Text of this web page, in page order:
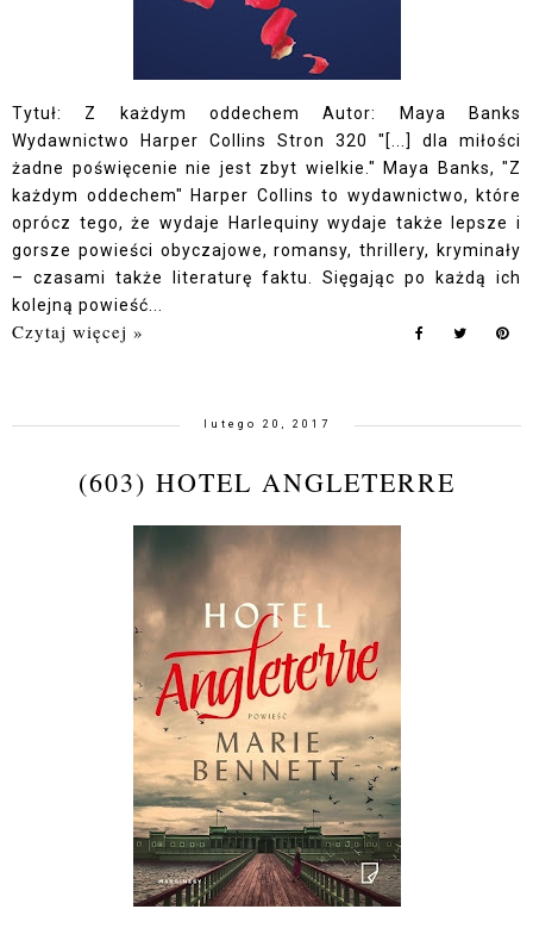
Tytuł: Z każdym oddechem Autor: Maya Banks
Wydawnictwo Harper Collins Stron 320 "[...] dla miłości
żadne poświęcenie nie jest zbyt wielkie." Maya Banks, "Z
każdym oddechem" Harper Collins to wydawnictwo, które
oprócz tego, że wydaje Harlequiny wydaje także lepsze i
gorsze powieści obyczajowe, romansy, thrillery, kryminały
– czasami także literaturę faktu. Sięgając po każdą ich
kolejną powieść...
Czytaj więcej »
lutego 20, 2017
(603) HOTEL ANGLETERRE